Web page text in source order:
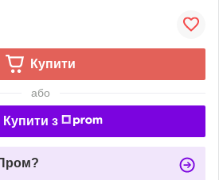
Купити
або
Купити з